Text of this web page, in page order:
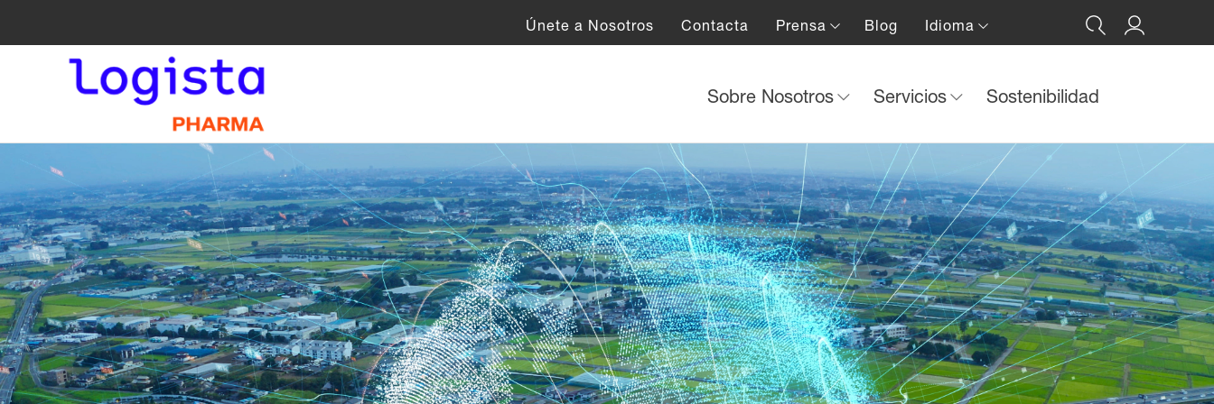
Únete a Nosotros Contacta Prensa Blog Idioma
Sobre Nosotros Servicios Sostenibilidad